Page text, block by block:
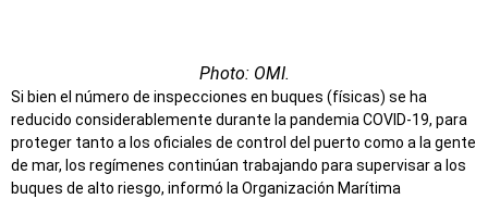
Photo: OMI.
Si bien el número de inspecciones en buques (físicas) se ha
reducido considerablemente durante la pandemia COVID-19, para
proteger tanto a los oficiales de control del puerto como a la gente
de mar, los regímenes continúan trabajando para supervisar a los
buques de alto riesgo, informó la Organización Marítima